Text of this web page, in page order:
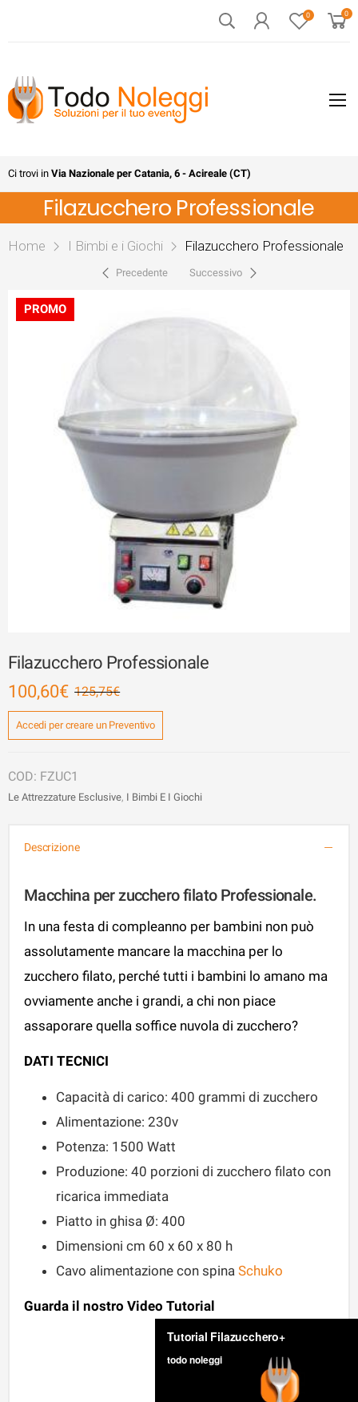
0 0
Ci trovi in Via Nazionale per Catania, 6 - Acireale (CT)
Filazucchero Professionale
Home I Bimbi e i Giochi Filazucchero Professionale
Precedente Successivo
Filazucchero Professionale
125,75€
Il
prezzo
originale
era:
100,60€
Il
prezzo
attuale
è:
Accedi per creare un Preventivo
FZUC1
Le Attrezzature Esclusive, I Bimbi E I Giochi
Descrizione
Macchina per zucchero filato Professionale.
In una festa di compleanno per bambini non può
assolutamente mancare la macchina per lo
zucchero filato, perché tutti i bambini lo amano ma
ovviamente anche i grandi, a chi non piace
assaporare quella soffice nuvola di zucchero?
DATI TECNICI
Capacità di carico: 400 grammi di zucchero
Alimentazione: 230v
Potenza: 1500 Watt
Produzione: 40 porzioni di zucchero filato con
ricarica immediata
Piatto in ghisa Ø: 400
Dimensioni cm 60 x 60 x 80 h
Cavo alimentazione con spina Schuko
Guarda il nostro Video Tutorial